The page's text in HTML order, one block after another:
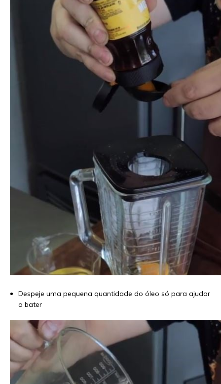
Despeje uma pequena quantidade do óleo só para ajudar
a bater